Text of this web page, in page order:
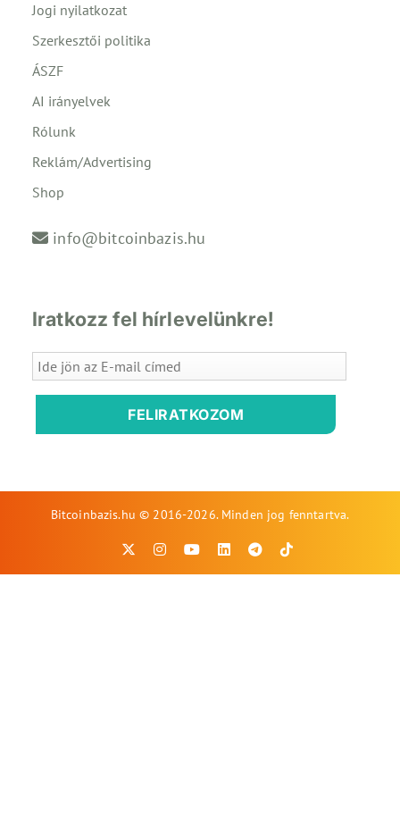
Jogi nyilatkozat
Szerkesztői politika
ÁSZF
AI irányelvek
Rólunk
Reklám/Advertising
Shop
info@bitcoinbazis.hu
Iratkozz fel hírlevelünkre!
FELIRATKOZOM
Bitcoinbazis.hu © 2016-2026. Minden jog fenntartva.